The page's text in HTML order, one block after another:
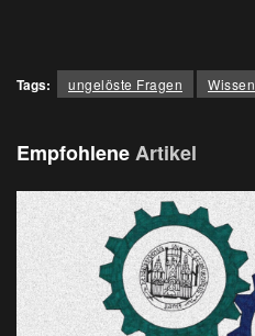
Tags: ungelöste Fragen Wissen
EmpfohleneArtikel